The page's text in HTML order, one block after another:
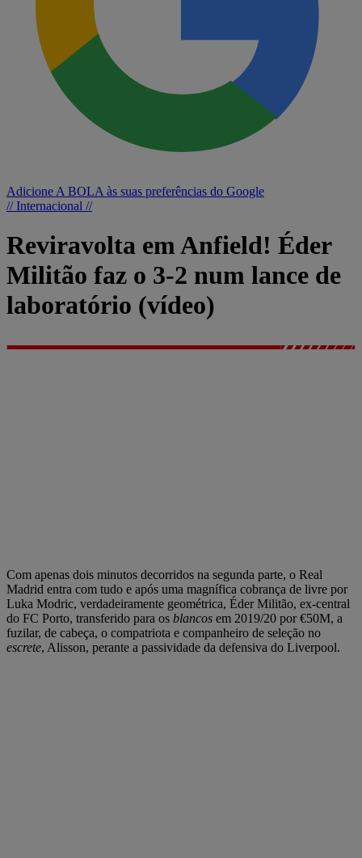
Adicione A BOLA às suas preferências do Google
// Internacional //
Reviravolta em Anfield! Éder
Militão faz o 3-2 num lance de
laboratório (vídeo)
Com apenas dois minutos decorridos na segunda parte, o Real
Madrid entra com tudo e após uma magnífica cobrança de livre por
Luka Modric, verdadeiramente geométrica, Éder Militão, ex-central
do FC Porto, transferido para os blancos em 2019/20 por €50M, a
fuzilar, de cabeça, o compatriota e companheiro de seleção no
escrete, Alisson, perante a passividade da defensiva do Liverpool.